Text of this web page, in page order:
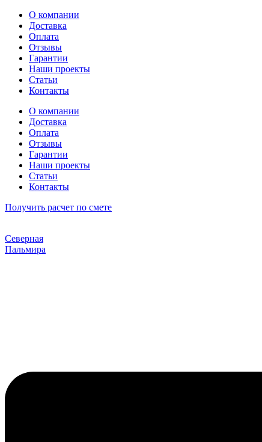
Перейти
содержимому
О компании
Доставка
Оплата
Отзывы
Гарантии
Наши проекты
Статьи
Контакты
О компании
Доставка
Оплата
Отзывы
Гарантии
Наши проекты
Статьи
Контакты
Получить расчет по смете
Северная
Пальмира